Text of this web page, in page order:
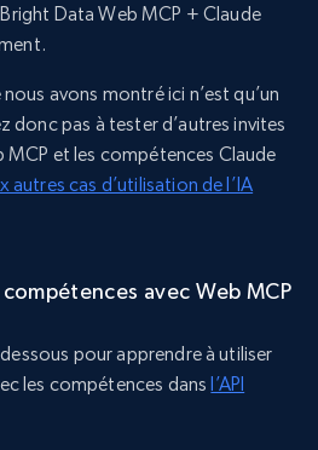
Data Web MCP + Claude
avons montré ici n’est qu’un
donc pas à tester d’autres invites
et les compétences Claude
autres cas d’utilisation de l’IA
avec Web MCP
pour apprendre à utiliser
les compétences dansl’API